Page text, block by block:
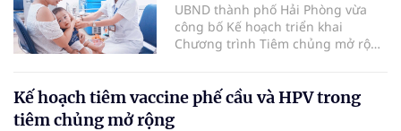
UBND thành phố Hải Phòng vừa
công bố Kế hoạch triển khai
Chương trình Tiêm chủng mở rộng
đủ, an toàn và hiệu quả các loại
vắc xin thuộc chương trình này
Kế hoạch tiêm vaccine phế cầu và HPV trong
tiêm chủng mở rộng